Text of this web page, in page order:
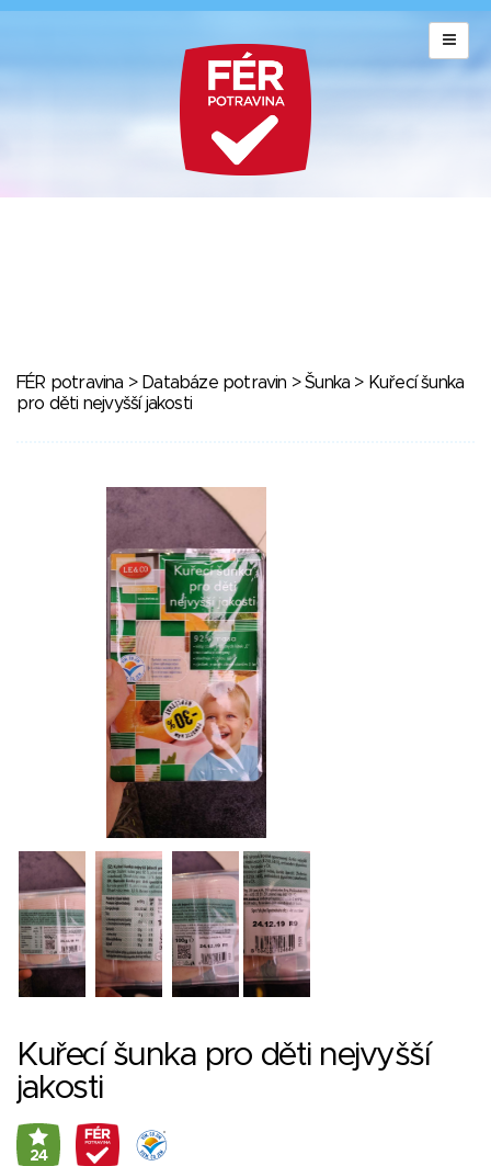
FÉR potravina > Databáze potravin >Šunka > Kuřecí šunka
pro děti nejvyšší jakosti
Kuřecí šunka pro děti nejvyšší
jakosti
24